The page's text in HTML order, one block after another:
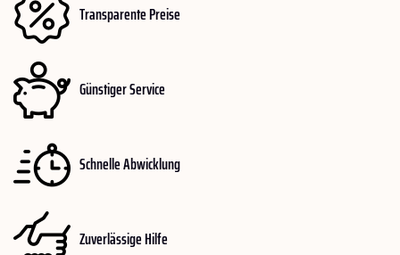
Transparente Preise
Günstiger Service
Schnelle Abwicklung
Zuverlässige Hilfe